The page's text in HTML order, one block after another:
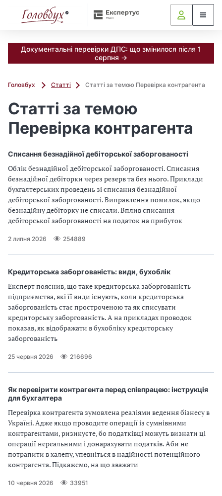
Документальні перевірки ДПС: що змінилося після 1
серпня →
Головбух Статті Статті за темою Перевірка контрагента
Статті за темою
Перевірка контрагента
Списання безнадійної дебіторської заборгованості
Облік безнадійної дебіторської заборгованості. Списання
безнадійної дебіторки через резерв та без нього. Приклади
бухгалтерських проведень зі списання безнадійної
дебіторської заборгованості. Виправлення помилок, якщо
безнадійну дебіторку не списали. Вплив списання
дебіторської заборгованості на податок на прибуток
2 липня 2026 254889
Кредиторська заборгованість: види, бухоблік
Експерт пояснив, що таке кредиторська заборгованість
підприємства, які її види існують, коли кредиторська
заборгованість стає простроченою та як списувати
кредиторську заборгованість. А на прикладах проводок
показав, як відображати в бухобліку кредиторську
заборгованість
25 червня 2026 216696
Як перевірити контрагента перед співпрацею: інструкція
для бухгалтера
Перевірка контрагента зумовлена реаліями ведення бізнесу в
Україні. Адже якщо проводите операції із сумнівними
контрагентами, ризикуєте, бо податківці можуть визнати ці
операції нереальними і донарахувати податків. Аби не
потрапити в халепу, упевніться в надійності потенційного
контрагента. Підкажемо, на що зважати
10 червня 2026 33951